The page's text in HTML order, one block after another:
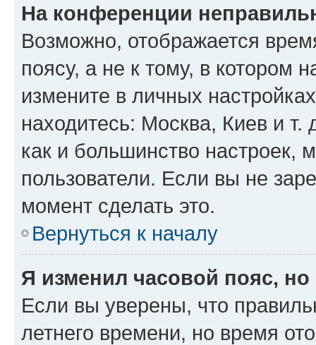
На конференции
Возможно, отображается
поясу, а не к тому, в котором
измените в личных
находитесь: Москва, Киев и т.
как и большинство настроек,
пользователи. Если вы не
момент сделать это.
Вернуться к началу
Я изменил часовой пояс,
Если вы уверены, что
летнего времени, но время